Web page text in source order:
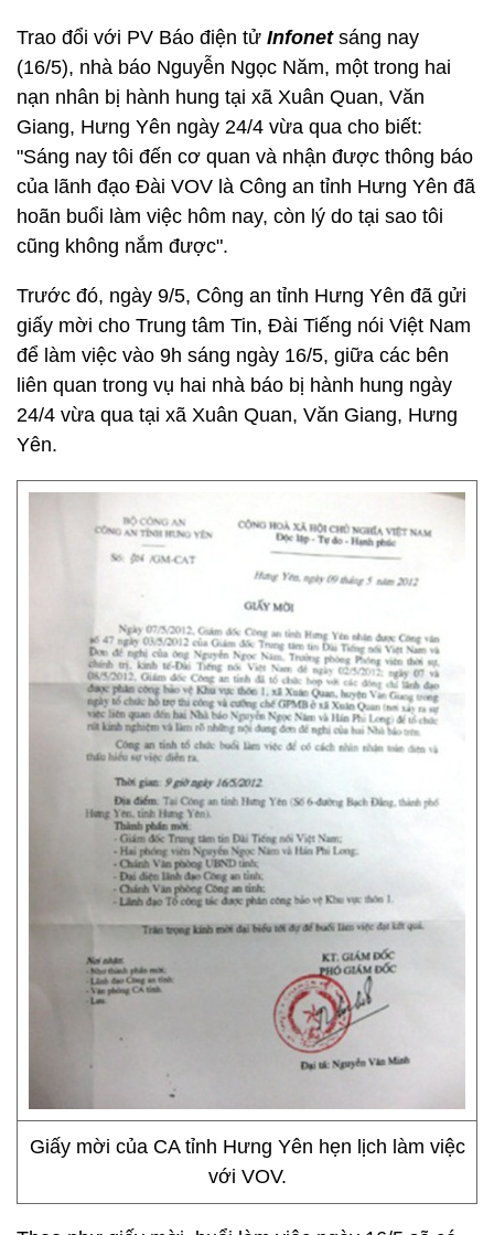
Trao đổi với PV Báo điện tử Infonetsáng nay
(16/5), nhà báo Nguyễn Ngọc Năm, một trong hai
nạn nhân bị hành hung tại xã Xuân Quan, Văn
Giang, Hưng Yên ngày 24/4 vừa qua cho biết:
"Sáng nay tôi đến cơ quan và nhận được thông báo
của lãnh đạo Đài VOV là Công an tỉnh Hưng Yên đã
hoãn buổi làm việc hôm nay, còn lý do tại sao tôi
cũng không nắm được".
Trước đó, ngày 9/5, Công an tỉnh Hưng Yên đã gửi
giấy mời cho Trung tâm Tin, Đài Tiếng nói Việt Nam
để làm việc vào 9h sáng ngày 16/5, giữa các bên
liên quan trong vụ hai nhà báo bị hành hung ngày
24/4 vừa qua tại xã Xuân Quan, Văn Giang, Hưng
Yên.
Giấy mời của CA tỉnh Hưng Yên hẹn lịch làm việc
với VOV.